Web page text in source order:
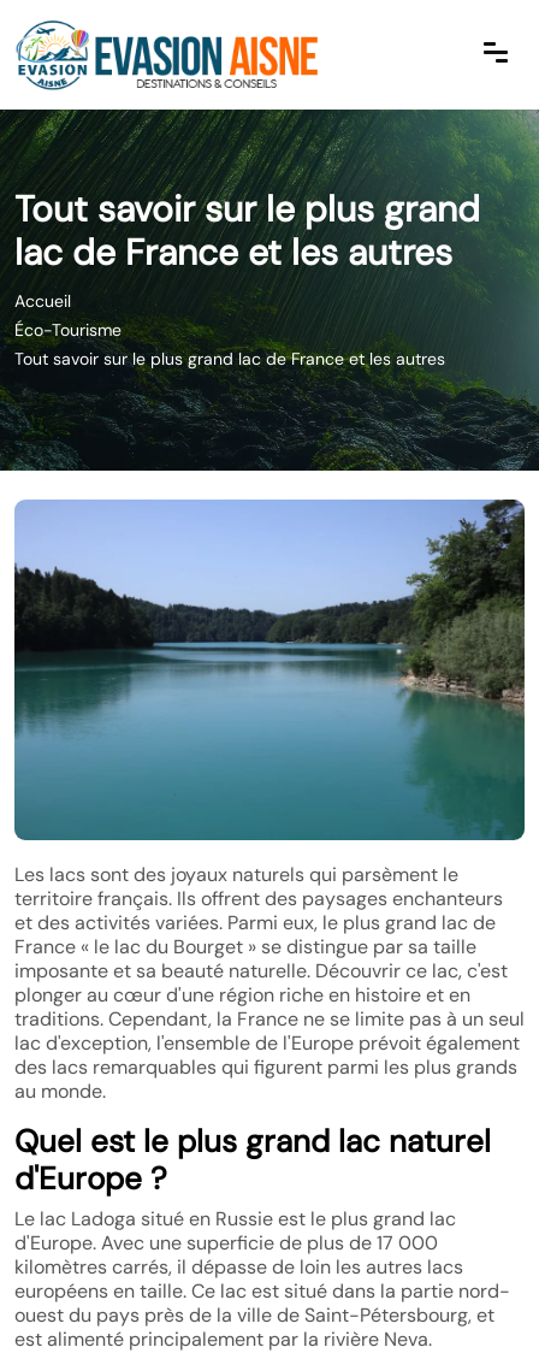
Tout savoir sur le plus grand
lac de France et les autres
Accueil
Éco-Tourisme
Tout savoir sur le plus grand lac de France et les autres
Les lacs sont des joyaux naturels qui parsèment le
territoire français. Ils offrent des paysages enchanteurs
et des activités variées. Parmi eux, le plus grand lac de
France « le lac du Bourget » se distingue par sa taille
imposante et sa beauté naturelle. Découvrir ce lac, c'est
plonger au cœur d'une région riche en histoire et en
traditions. Cependant, la France ne se limite pas à un seul
lac d'exception, l'ensemble de l'Europe prévoit également
des lacs remarquables qui figurent parmi les plus grands
au monde.
Quel est le plus grand lac naturel
d'Europe ?
Le lac Ladoga situé en Russie est le plus grand lac
d'Europe. Avec une superficie de plus de 17 000
kilomètres carrés, il dépasse de loin les autres lacs
européens en taille. Ce lac est situé dans la partie nord-
ouest du pays près de la ville de Saint-Pétersbourg, et
est alimenté principalement par la rivière Neva.